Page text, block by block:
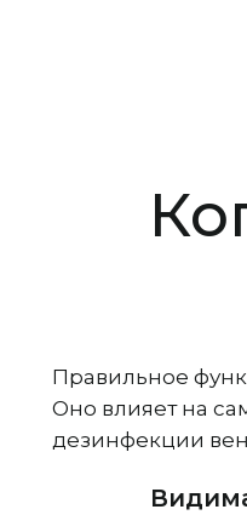
Правильное
Оно влияет на
дезинфекции